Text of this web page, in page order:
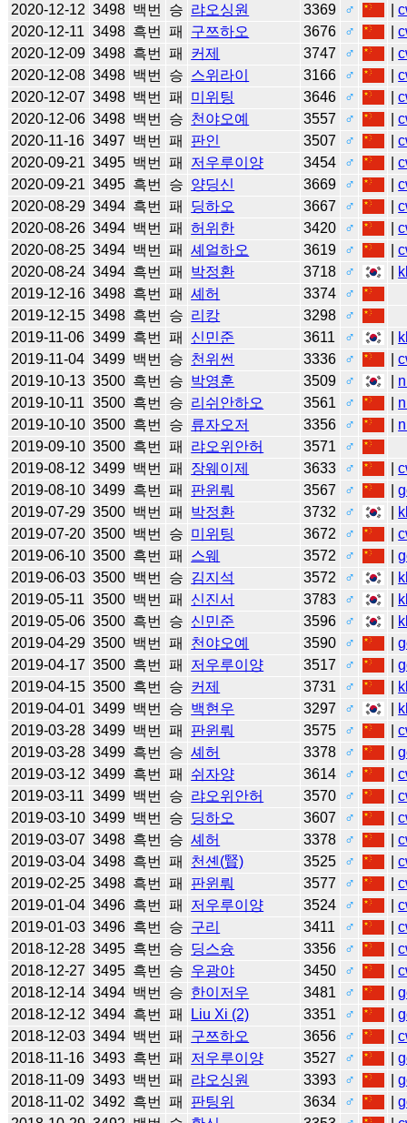
2020-12-12 3498 백번 승 랴오싱원 3369 ♂ |
2020-12-11 3498 흑번 패 구쯔하오 3676 ♂ |
2020-12-09 3498 흑번 패 커제 3747 ♂ |
2020-12-08 3498 백번 승 스위라이 3166 ♂ |
2020-12-07 3498 백번 패 미위팅 3646 ♂ |
2020-12-06 3498 백번 승 천야오예 3557 ♂ |
2020-11-16 3497 백번 패 판인 3507 ♂ |
2020-09-21 3495 백번 패 저우루이양 3454 ♂ |
2020-09-21 3495 흑번 승 양딩신 3669 ♂ |
2020-08-29 3494 흑번 패 딩하오 3667 ♂ |
2020-08-26 3494 백번 패 허위한 3420 ♂ |
2020-08-25 3494 백번 패 셰얼하오 3619 ♂ |
2020-08-24 3494 흑번 패 박정환 3718 ♂
2019-12-16 3498 흑번 패 셰허 3374
♂
2019-12-15 3498 흑번 승 리캉 3298
♂
2019-11-06 3499 흑번 패 신민준 3611 ♂
2019-11-04 3499 백번 승 천위썬 3336 ♂ |
2019-10-13 3500 흑번 승 박영훈 3509 ♂
2019-10-11 3500 흑번 승 리쉬안하오 3561 ♂
2019-10-10 3500 흑번 승 류자오저 3356 ♂
2019-09-10 3500 흑번 패 랴오위안허 3571
♂
2019-08-12 3499 백번 패 장웨이제 3633 ♂ |
2019-08-10 3499 흑번 패 판윈뤄 3567 ♂ |
2019-07-29 3500 백번 패 박정환 3732 ♂
2019-07-20 3500 백번 승 미위팅 3672 ♂ |
2019-06-10 3500 흑번 패 스웨 3572 ♂ |
2019-06-03 3500 백번 승 김지석 3572 ♂
2019-05-11 3500 백번 패 신진서 3783 ♂
2019-05-06 3500 흑번 승 신민준 3596 ♂
2019-04-29 3500 백번 패 천야오예 3590 ♂ |
2019-04-17 3500 흑번 패 저우루이양 3517 ♂ |
2019-04-15 3500 흑번 승 커제 3731 ♂
2019-04-01 3499 백번 승 백현우 3297 ♂
2019-03-28 3499 백번 패 판윈뤄 3575 ♂ |
2019-03-28 3499 흑번 승 셰허 3378 ♂ |
2019-03-12 3499 흑번 패 쉬자양 3614 ♂ |
2019-03-11 3499 백번 승 랴오위안허 3570 ♂ |
2019-03-10 3499 백번 승 딩하오 3607 ♂ |
2019-03-07 3498 흑번 승 셰허 3378 ♂ |
2019-03-04 3498 흑번 패 천셴(賢) 3525 ♂ |
2019-02-25 3498 흑번 패 판윈뤄 3577 ♂ |
2019-01-04 3496 흑번 패 저우루이양 3524 ♂ |
2019-01-03 3496 흑번 승 구리 3411 ♂ |
2018-12-28 3495 흑번 승 딩스슝 3356 ♂ |
2018-12-27 3495 흑번 승 우광야 3450 ♂ |
2018-12-14 3494 백번 승 한이저우 3481 ♂ |
2018-12-12 3494 흑번 패 Liu Xi (2) 3351 ♂ |
2018-12-03 3494 백번 패 구쯔하오 3656 ♂ |
2018-11-16 3493 흑번 패 저우루이양 3527 ♂ |
2018-11-09 3493 백번 패 랴오싱원 3393 ♂ |
2018-11-02 3492 흑번 패 판팅위 3634 ♂ |